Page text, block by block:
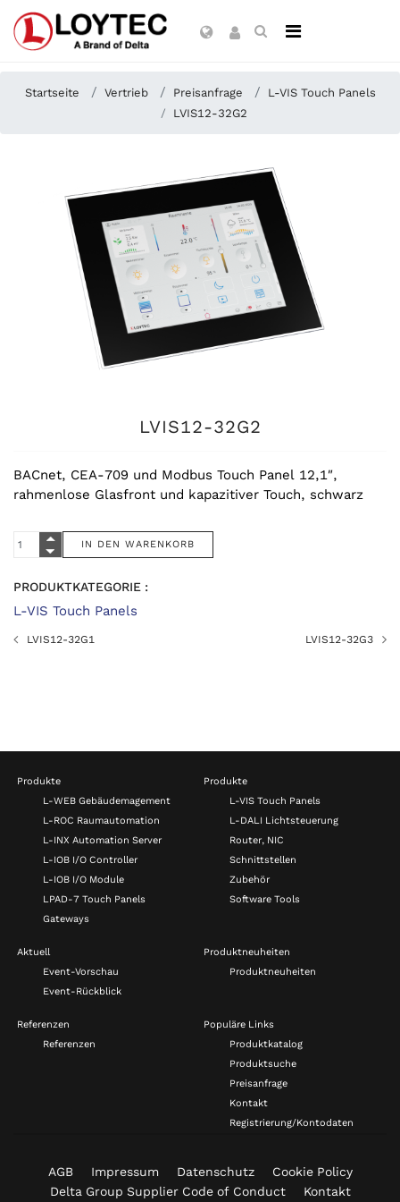
Startseite Vertrieb Preisanfrage
L-VIS Touch Panels
LVIS12-32G2
LVIS12-32G2
BACnet, CEA-709 und Modbus Touch Panel 12,1″,
rahmenlose Glasfront und kapazitiver Touch, schwarz
PRODUKTKATEGORIE :
L-VIS Touch Panels
LVIS12-32G1 LVIS12-32G3
Produkte
L-WEB Gebäudemagement
L-ROC Raumautomation
L-INX Automation Server
L-IOB I/O Controller
L-IOB I/O Module
LPAD-7 Touch Panels
Gateways
Produkte
L-VIS Touch Panels
L-DALI Lichtsteuerung
Router, NIC
Schnittstellen
Zubehör
Software Tools
Aktuell
Event-Vorschau
Event-Rückblick
Produktneuheiten
Produktneuheiten
Referenzen
Referenzen
Populäre Links
Produktkatalog
Produktsuche
Preisanfrage
Kontakt
Registrierung/Kontodaten
AGB Impressum Datenschutz
Cookie Policy
Delta Group Supplier Code of Conduct
Kontakt